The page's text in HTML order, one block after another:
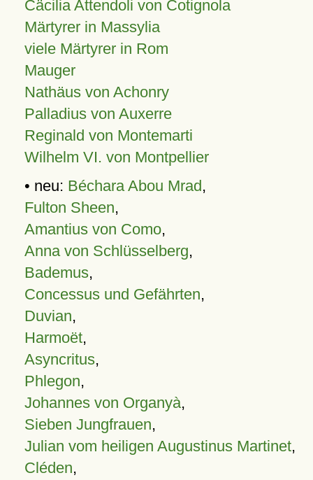
Cäcilia Attendoli von Cotignola
Märtyrer in Massylia
viele Märtyrer in Rom
Mauger
Nathäus von Achonry
Palladius von Auxerre
Reginald von Montemarti
Wilhelm VI. von Montpellier
• neu: Béchara Abou Mrad,
Fulton Sheen,
Amantius von Como,
Anna von Schlüsselberg,
Bademus,
Concessus und Gefährten,
Duvian,
Harmoët,
Asyncritus,
Phlegon,
Johannes von Organyà,
Sieben Jungfrauen,
Julian vom heiligen Augustinus Martinet,
Cléden,